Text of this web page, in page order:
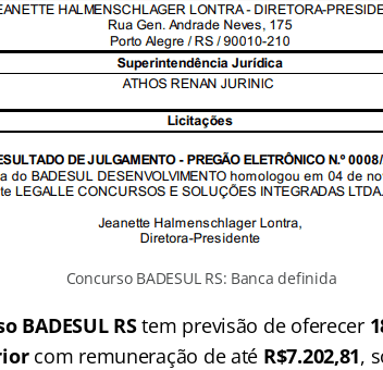
Concurso BADESUL RS: Banca definida
BADESUL RStem previsão de oferecer
com remuneração de até R$7.202,81,